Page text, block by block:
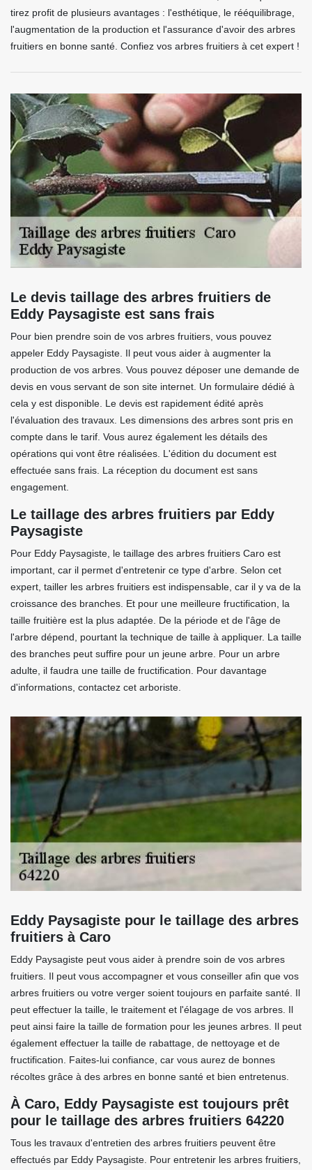
tirez profit de plusieurs avantages : l'esthétique, le rééquilibrage,
l'augmentation de la production et l'assurance d'avoir des arbres
fruitiers en bonne santé. Confiez vos arbres fruitiers à cet expert !
Le devis taillage des arbres fruitiers de
Eddy Paysagiste est sans frais
Pour bien prendre soin de vos arbres fruitiers, vous pouvez
appeler Eddy Paysagiste. Il peut vous aider à augmenter la
production de vos arbres. Vous pouvez déposer une demande de
devis en vous servant de son site internet. Un formulaire dédié à
cela y est disponible. Le devis est rapidement édité après
l'évaluation des travaux. Les dimensions des arbres sont pris en
compte dans le tarif. Vous aurez également les détails des
opérations qui vont être réalisées. L'édition du document est
effectuée sans frais. La réception du document est sans
engagement.
Le taillage des arbres fruitiers par Eddy
Paysagiste
Pour Eddy Paysagiste, le taillage des arbres fruitiers Caro est
important, car il permet d'entretenir ce type d'arbre. Selon cet
expert, tailler les arbres fruitiers est indispensable, car il y va de la
croissance des branches. Et pour une meilleure fructification, la
taille fruitière est la plus adaptée. De la période et de l'âge de
l'arbre dépend, pourtant la technique de taille à appliquer. La taille
des branches peut suffire pour un jeune arbre. Pour un arbre
adulte, il faudra une taille de fructification. Pour davantage
d'informations, contactez cet arboriste.
Eddy Paysagiste pour le taillage des arbres
fruitiers à Caro
Eddy Paysagiste peut vous aider à prendre soin de vos arbres
fruitiers. Il peut vous accompagner et vous conseiller afin que vos
arbres fruitiers ou votre verger soient toujours en parfaite santé. Il
peut effectuer la taille, le traitement et l'élagage de vos arbres. Il
peut ainsi faire la taille de formation pour les jeunes arbres. Il peut
également effectuer la taille de rabattage, de nettoyage et de
fructification. Faites-lui confiance, car vous aurez de bonnes
récoltes grâce à des arbres en bonne santé et bien entretenus.
À Caro, Eddy Paysagiste est toujours prêt
pour le taillage des arbres fruitiers 64220
Tous les travaux d'entretien des arbres fruitiers peuvent être
effectués par Eddy Paysagiste. Pour entretenir les arbres fruitiers,